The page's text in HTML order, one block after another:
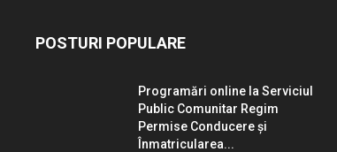
POSTURI POPULARE
Programări online la Serviciul
Public Comunitar Regim
Permise Conducere şi
Înmatricularea...